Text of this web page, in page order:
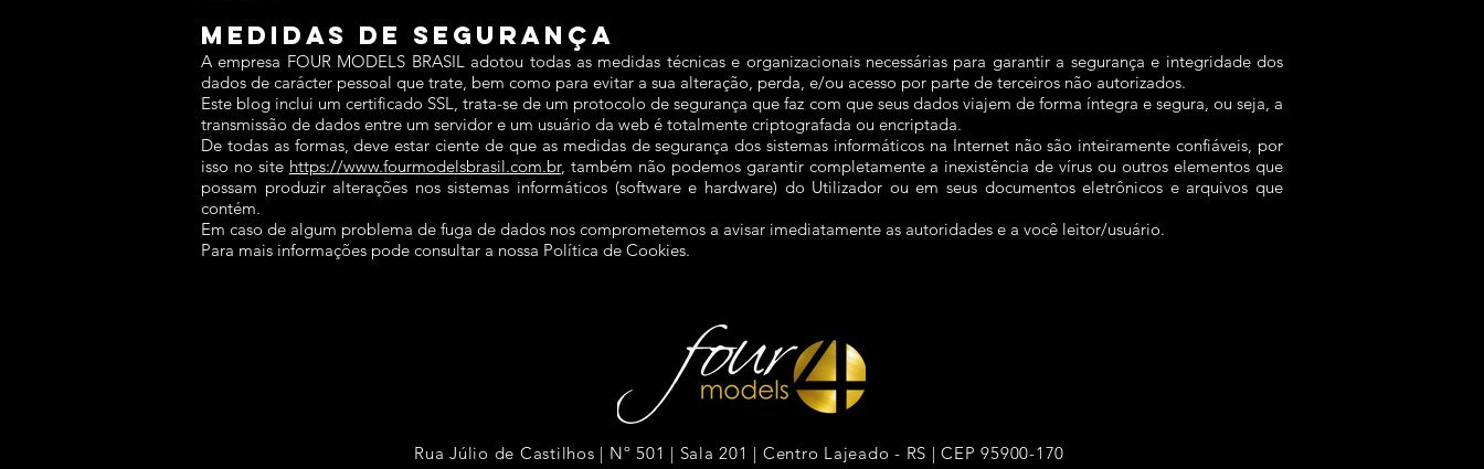
MEDIDAS DE SEGURANÇA
A empresa FOUR MODELS BRASIL adotou todas as medidas técnicas e organizacionais necessárias para garantir a segurança e integridade dos
dados de carácter pessoal que trate, bem como para evitar a sua alteração, perda, e/ou acesso por parte de terceiros não autorizados.
Este blog inclui um certificado SSL, trata-se de um protocolo de segurança que faz com que seus dados viajem de forma íntegra e segura, ou seja, a
transmissão de dados entre um servidor e um usuário da web é totalmente criptografada ou encriptada.
De todas as formas, deve estar ciente de que as medidas de segurança dos sistemas informáticos na Internet não são inteiramente confiáveis, por
isso no site https://www.fourmodelsbrasil.com.br, também não podemos garantir completamente a inexistência de vírus ou outros elementos que
possam produzir alterações nos sistemas informáticos (software e hardware) do Utilizador ou em seus documentos eletrônicos e arquivos que
contém.
Em caso de algum problema de fuga de dados nos comprometemos a avisar imediatamente as autoridades e a você leitor/usuário.
Para mais informações pode consultar a nossa Política de Cookies.
Rua Júlio de Castilhos | Nº 501 | Sala 201 | Centro Lajeado - RS | CEP 95900-170